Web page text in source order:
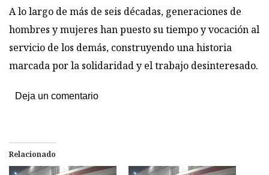
A lo largo de más de seis décadas, generaciones de
hombres y mujeres han puesto su tiempo y vocación al
servicio de los demás, construyendo una historia
marcada por la solidaridad y el trabajo desinteresado.
Deja un comentario
Relacionado